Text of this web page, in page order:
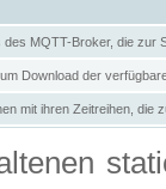
des MQTT-Broker, die zur
Download der
mit ihren Zeitreihen, die